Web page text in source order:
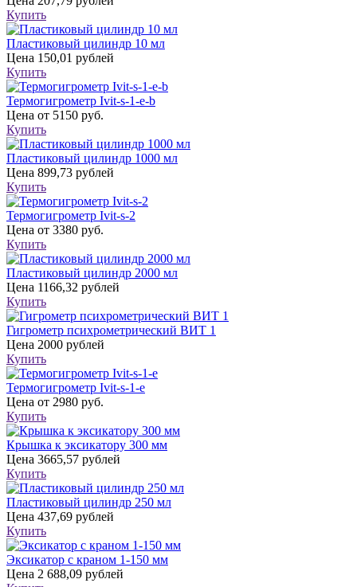
Купить
Пластиковый цилиндр 10 мл
Цена 150,01 рублей
Купить
Термогигрометр Ivit-s-1-e-b
Цена от 5150 руб.
Купить
Пластиковый цилиндр 1000 мл
Цена 899,73 рублей
Купить
Термогигрометр Ivit-s-2
Цена от 3380 руб.
Купить
Пластиковый цилиндр 2000 мл
Цена 1166,32 рублей
Купить
Гигрометр психрометрический ВИТ 1
Цена 2000 рублей
Купить
Термогигрометр Ivit-s-1-e
Цена от 2980 руб.
Купить
Крышка к эксикатору 300 мм
Цена 3665,57 рублей
Купить
Пластиковый цилиндр 250 мл
Цена 437,69 рублей
Купить
Эксикатор с краном 1-150 мм
Цена 2 688,09 рублей